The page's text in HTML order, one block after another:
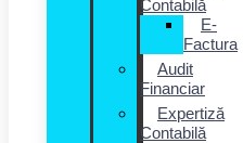
Contabilă
E-
Factura
Audit
Financiar
Expertiză
Contabilă